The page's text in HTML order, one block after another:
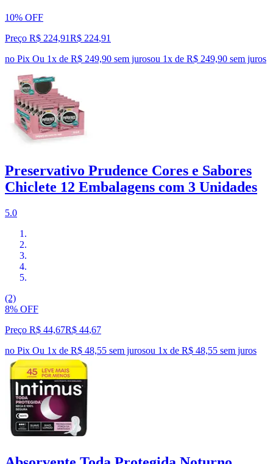
10% OFF
Preço R$ 224,91R$ 224,91
no Pix Ou 1x de R$ 249,90 sem jurosou 1x de R$ 249,90 sem juros
Preservativo Prudence Cores e Sabores
Chiclete 12 Embalagens com 3 Unidades
5.0
(2)
8% OFF
Preço R$ 44,67R$ 44,67
no Pix Ou 1x de R$ 48,55 sem jurosou 1x de R$ 48,55 sem juros